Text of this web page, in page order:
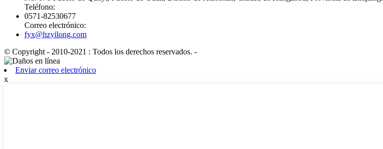
Teléfono:
0571-82530677
Correo electrónico:
fyx@hzyilong.com
© Copyright - 2010-2021 : Todos los derechos reservados. -
Enviar correo electrónico
x